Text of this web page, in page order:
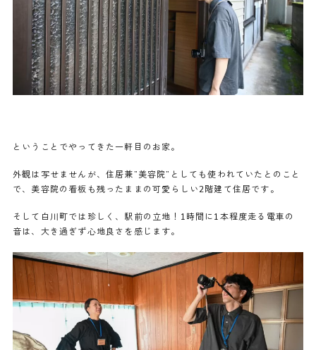
ということでやってきた一軒目のお家。
外観は写せませんが、住居兼”美容院”としても使われていたとのこと
で、美容院の看板も残ったままの可愛らしい2階建て住居です。
そして白川町では珍しく、駅前の立地！1時間に1本程度走る電車の
音は、大き過ぎず心地良さを感じます。